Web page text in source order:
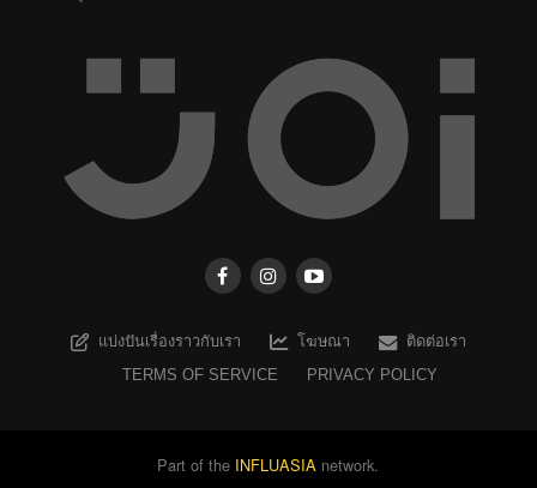
แบ่งปันเรื่องราวกับเรา โฆษณา
ติดต่อเรา
TERMS OF SERVICE
PRIVACY POLICY
Part of the INFLUASIA network.